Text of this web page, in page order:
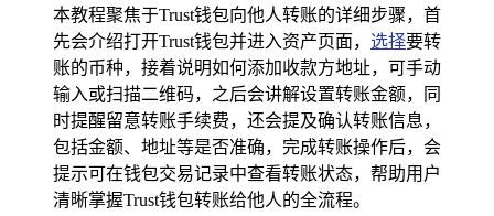
本教程聚焦于Trust钱包向他人转账的详细步骤，首
先会介绍打开Trust钱包并进入资产页面， 选择要转
账的币种，接着说明如何添加收款方地址，可手动
输入或扫描二维码，之后会讲解设置转账金额，同
时提醒留意转账手续费，还会提及确认转账信息，
包括金额、地址等是否准确，完成转账操作后，会
提示可在钱包交易记录中查看转账状态，帮助用户
清晰掌握Trust钱包转账给他人的全流程。